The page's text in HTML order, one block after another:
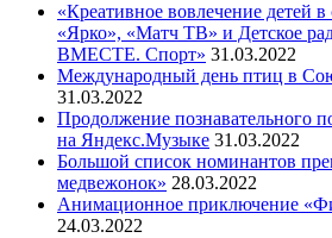
«Креативное вовлечение детей
«Ярко», «Матч ТВ» и Детское
ВМЕСТЕ. Спорт» 31.03.2022
Международный день птиц в
31.03.2022
Продолжение познавательного
на Яндекс.Музыке 31.03.2022
Большой список номинантов
медвежонок» 28.03.2022
Анимационное приключение
24.03.2022